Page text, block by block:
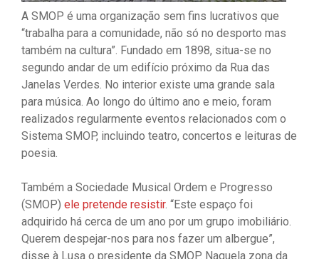
A SMOP é uma organização sem fins lucrativos que
“trabalha para a comunidade, não só no desporto mas
também na cultura”. Fundado em 1898, situa-se no
segundo andar de um edifício próximo da Rua das
Janelas Verdes. No interior existe uma grande sala
para música. Ao longo do último ano e meio, foram
realizados regularmente eventos relacionados com o
Sistema SMOP, incluindo teatro, concertos e leituras de
poesia.
Também a Sociedade Musical Ordem e Progresso
(SMOP) ele pretende resistir. “Este espaço foi
adquirido há cerca de um ano por um grupo imobiliário.
Querem despejar-nos para nos fazer um albergue”,
disse à Lusa o presidente da SMOP. Naquela zona da